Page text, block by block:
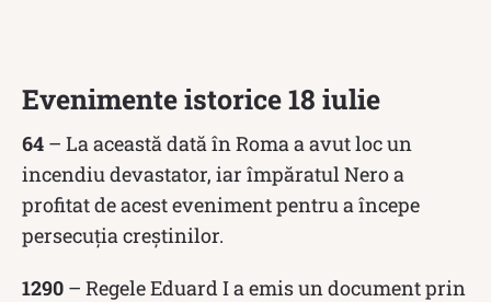
Evenimente istorice 18 iulie
64 – La această dată în Roma a avut loc un
incendiu devastator, iar împăratul Nero a
profitat de acest eveniment pentru a începe
persecuția creștinilor.
1290 – Regele Eduard I a emis un document prin